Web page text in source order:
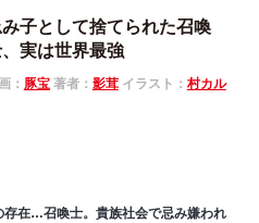
子として捨てられた召喚
実は世界最強
： 豚宝著者： 影茸イラスト： 村カル
存在…召喚士。貴族社会で忌み嫌われ